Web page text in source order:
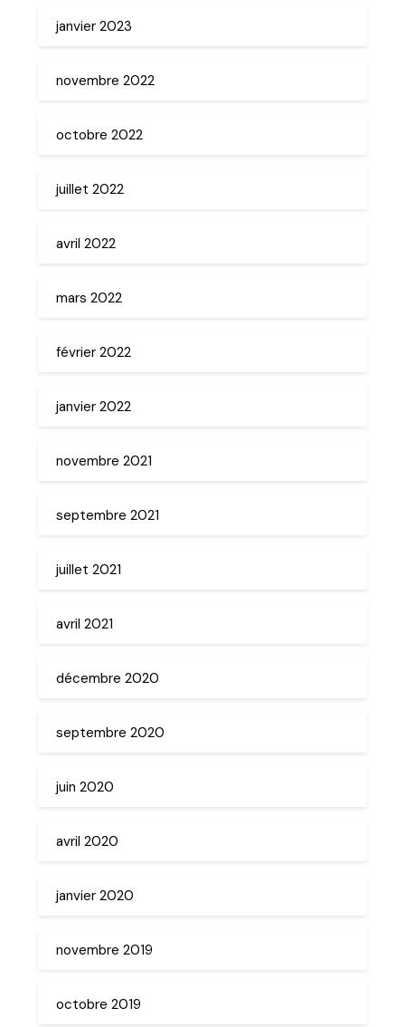
janvier 2023
novembre 2022
octobre 2022
juillet 2022
avril 2022
mars 2022
février 2022
janvier 2022
novembre 2021
septembre 2021
juillet 2021
avril 2021
décembre 2020
septembre 2020
juin 2020
avril 2020
janvier 2020
novembre 2019
octobre 2019